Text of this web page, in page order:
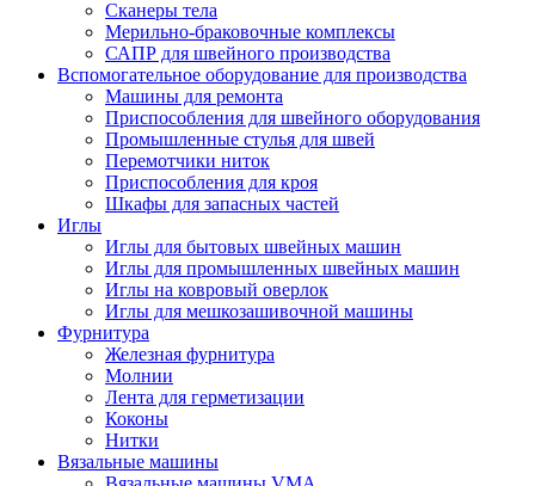
Сканеры тела
Мерильно-браковочные комплексы
САПР для швейного производства
Вспомогательное оборудование для производства
Машины для ремонта
Приспособления для швейного оборудования
Промышленные стулья для швей
Перемотчики ниток
Приспособления для кроя
Шкафы для запасных частей
Иглы
Иглы для бытовых швейных машин
Иглы для промышленных швейных машин
Иглы на ковровый оверлок
Иглы для мешкозашивочной машины
Фурнитура
Железная фурнитура
Молнии
Лента для герметизации
Коконы
Нитки
Вязальные машины